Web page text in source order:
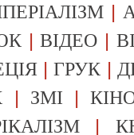
|
|ВІДЕО |
|ГРУК |
| ЗМІ |
|